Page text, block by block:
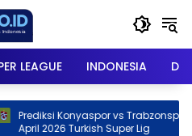
LEAGUE INDONESIA
vs Trabzonspor, 28
Super Lig